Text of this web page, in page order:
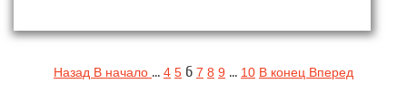
Назад В начало … 4 5 6 7 8 9 … 10 В конец Вперед